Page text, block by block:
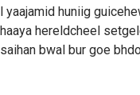
l yaajamid huniig
haaya hereldcheel
saihan bwal bur goe